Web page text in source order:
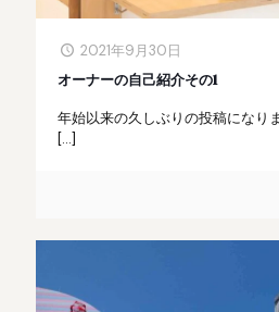
2021年9月30日
オーナーの自己紹介その1
年始以来の久しぶりの投稿になり
[…]